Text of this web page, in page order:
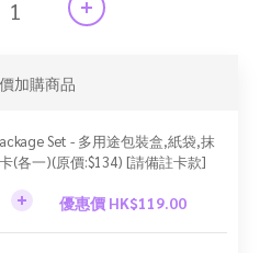
加購商品
Set - 多用途包裝盒,紙袋,抹
(各一)(原價:$134) [請備註卡款]
優惠價 HK$119.00